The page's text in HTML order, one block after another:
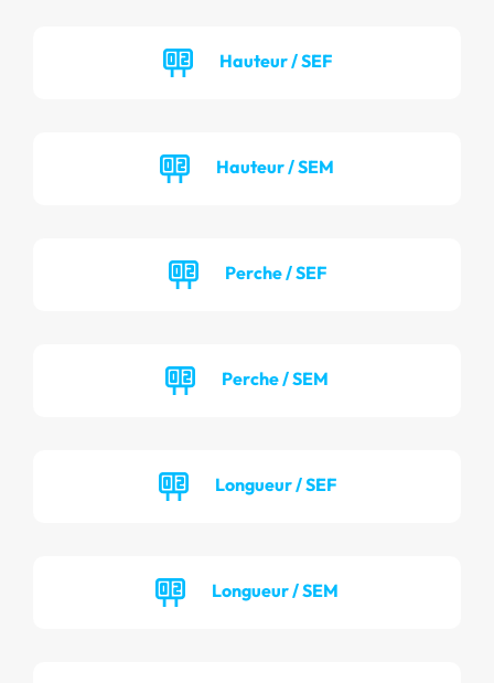
Hauteur / SEF
Hauteur / SEM
Perche / SEF
Perche / SEM
Longueur / SEF
Longueur / SEM